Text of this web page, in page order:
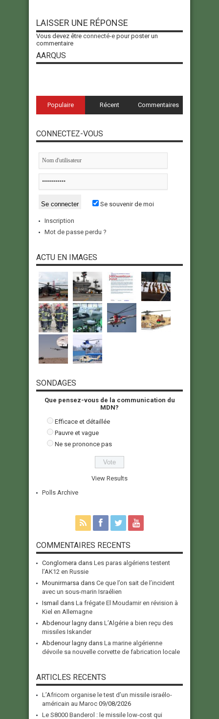
LAISSER UNE RÉPONSE
Vous devez être connecté-e pour poster un
commentaire
AARQUS
Populaire Récent Commentaires
CONNECTEZ-VOUS
Se souvenir de moi
Inscription
Mot de passe perdu ?
ACTU EN IMAGES
SONDAGES
Que pensez-vous de la communication du
MDN?
Efficace et détaillée
Pauvre et vague
Ne se prononce pas
View Results
Polls Archive
COMMENTAIRES RECENTS
Conglomera dans Les paras algériens testent
l’AK12 en Russie
Mounirmarsa dans Ce que l’on sait de l’incident
avec un sous-marin Israélien
Ismail dans La frégate El Moudamir en révision à
Kiel en Allemagne
Abdenour lagny dans L’Algérie a bien reçu des
missiles Iskander
Abdenour lagny dans La marine algérienne
dévoile sa nouvelle corvette de fabrication locale
ARTICLES RECENTS
L’Africom organise le test d’un missile israélo-
américain au Maroc 09/08/2026
Le S8000 Banderol : le missile low-cost qui